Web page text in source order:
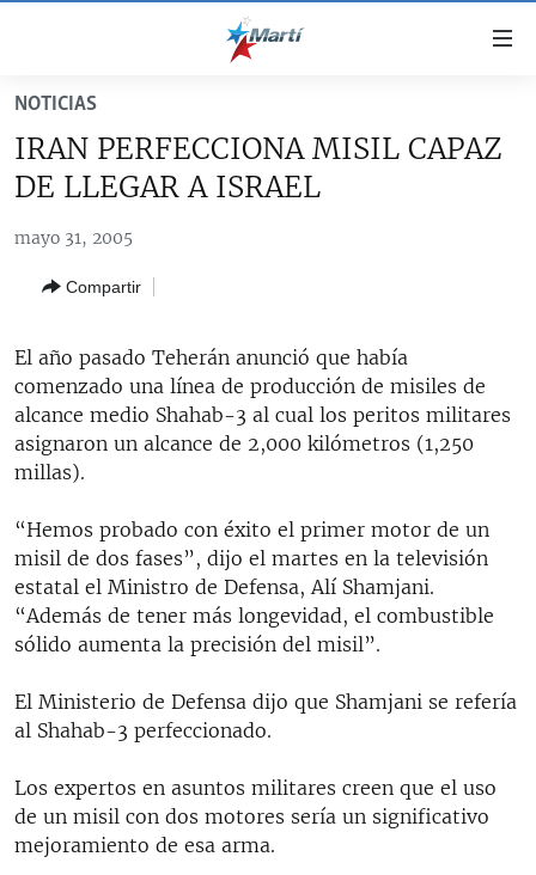
accesibilidad
contenido
principal
la
búsqueda
#11JCUBA, 5 AÑOS DESPUÉS
SOBRE CUBA
AMÉRICA 250
AMÉRICA LATINA
INMIGRACIÓN
DEPORTES
ARTE Y ENTRETENIMIENTO
OPINIÓN GRÁFICA
RADIO MARTÍ
ESPECIALES
ESPECIALES
SER VIEJO EN CUBA
LOS SANTOS DE HIALEAH
DESINFORMACIÓN RUSA EN AMÉRICA LATINA
MULTIMEDIA
NOTICIAS
IRAN PERFECCIONA MISIL CAPAZ
DE LLEGAR A ISRAEL
mayo 31, 2005
Compartir
El año pasado Teherán anunció que había
comenzado una línea de producción de misiles de
alcance medio Shahab-3 al cual los peritos militares
asignaron un alcance de 2,000 kilómetros (1,250
millas).
“Hemos probado con éxito el primer motor de un
misil de dos fases”, dijo el martes en la televisión
estatal el Ministro de Defensa, Alí Shamjani.
“Además de tener más longevidad, el combustible
sólido aumenta la precisión del misil”.
El Ministerio de Defensa dijo que Shamjani se refería
al Shahab-3 perfeccionado.
Los expertos en asuntos militares creen que el uso
de un misil con dos motores sería un significativo
mejoramiento de esa arma.